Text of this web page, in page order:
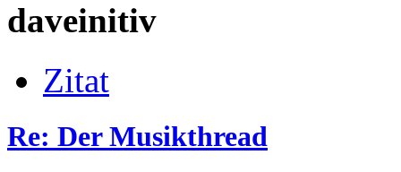
daveinitiv
Zitat
Re: Der Musikthread